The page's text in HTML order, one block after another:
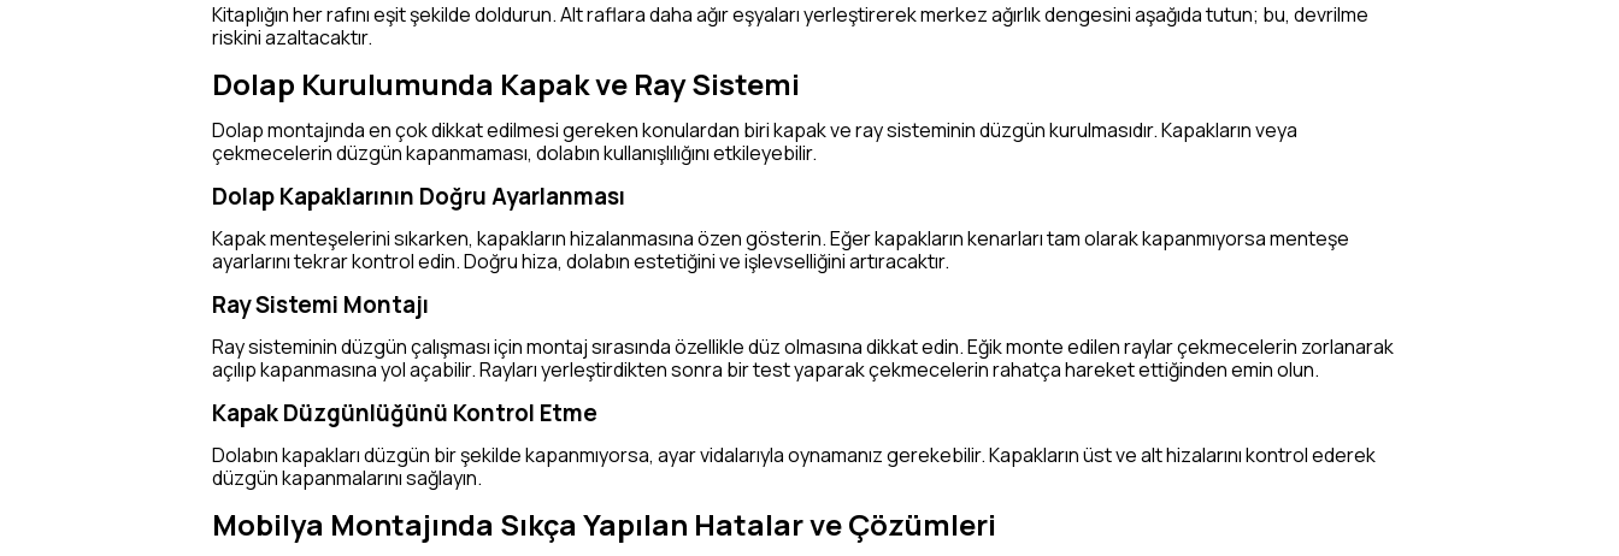
Kitaplığın her rafını eşit şekilde doldurun. Alt raflara daha ağır eşyaları yerleştirerek merkez ağırlık dengesini aşağıda tutun; bu, devrilme
riskini azaltacaktır.
Dolap Kurulumunda Kapak ve Ray Sistemi
Dolap montajında en çok dikkat edilmesi gereken konulardan biri kapak ve ray sisteminin düzgün kurulmasıdır. Kapakların veya
çekmecelerin düzgün kapanmaması, dolabın kullanışlılığını etkileyebilir.
Dolap Kapaklarının Doğru Ayarlanması
Kapak menteşelerini sıkarken, kapakların hizalanmasına özen gösterin. Eğer kapakların kenarları tam olarak kapanmıyorsa menteşe
ayarlarını tekrar kontrol edin. Doğru hiza, dolabın estetiğini ve işlevselliğini artıracaktır.
Ray Sistemi Montajı
Ray sisteminin düzgün çalışması için montaj sırasında özellikle düz olmasına dikkat edin. Eğik monte edilen raylar çekmecelerin zorlanarak
açılıp kapanmasına yol açabilir. Rayları yerleştirdikten sonra bir test yaparak çekmecelerin rahatça hareket ettiğinden emin olun.
Kapak Düzgünlüğünü Kontrol Etme
Dolabın kapakları düzgün bir şekilde kapanmıyorsa, ayar vidalarıyla oynamanız gerekebilir. Kapakların üst ve alt hizalarını kontrol ederek
düzgün kapanmalarını sağlayın.
Mobilya Montajında Sıkça Yapılan Hatalar ve Çözümleri